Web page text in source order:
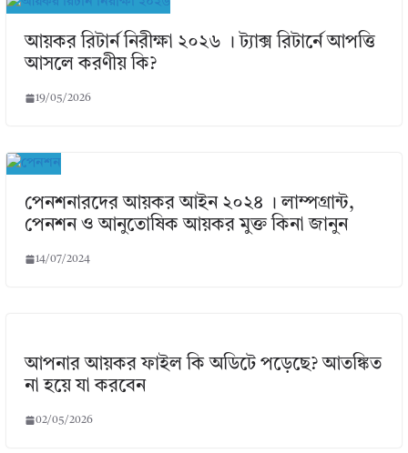
আয়কর রিটার্ন নিরীক্ষা ২০২৬ । ট্যাক্স রিটার্নে আপত্তি
আসলে করণীয় কি?
19/05/2026
পেনশনারদের আয়কর আইন ২০২৪ । লাম্পগ্রান্ট,
পেনশন ও আনুতোষিক আয়কর মুক্ত কিনা জানুন
14/07/2024
আপনার আয়কর ফাইল কি অডিটে পড়েছে? আতঙ্কিত
না হয়ে যা করবেন
02/05/2026